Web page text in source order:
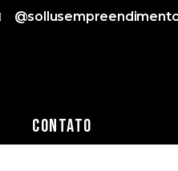
Contato